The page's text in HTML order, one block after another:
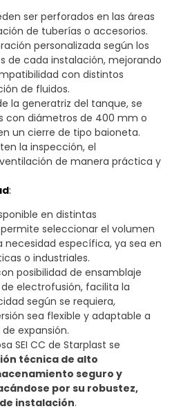
ser perforados en las áreas
de tuberías o accesorios.
personalizada según los
de cada instalación, mejorando
con distintos
de fluidos.
la generatriz del tanque, se
con diámetros de 400 mm o
un cierre de tipo baioneta.
la inspección, el
de manera práctica y
:
en distintas
seleccionar el volumen
específica, ya sea en
o industriales.
posibilidad de ensamblaje
electrofusión, facilita la
según se requiera,
sea flexible y adaptable a
expansión.
SEI CC de Starplast se
técnica de alto
seguro y
por su robustez,
instalación.